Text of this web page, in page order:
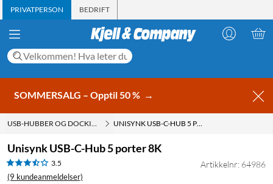
PRIVATPERSON BEDRIFT
SOMMERSALG – Opptil 50 % →
USB-HUBBER OG DOCKINGSTASJONER UNISYNK USB-C-HUB 5 PORTER 8K
Unisynk USB-C-Hub 5 porter 8K
3.5
(9 kundeanmeldelser)
Artikkelnr: 64986